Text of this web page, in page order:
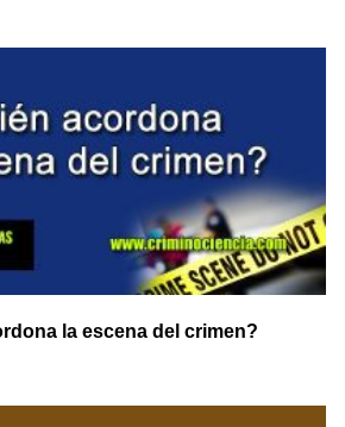
la escena del crimen?